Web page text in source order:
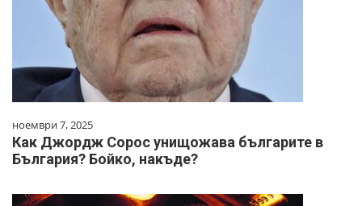
ноември 7, 2025
Как Джордж Сорос унищожава българите в
България? Бойко, накъде?